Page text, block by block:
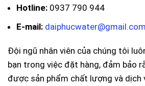
Hotline: 0937 790 944
E-mail: daiphucwater@gmail.com
Đội ngũ nhân viên của chúng tôi
bạn trong việc đặt hàng, đảm bảo
được sản phẩm chất lượng và dịch